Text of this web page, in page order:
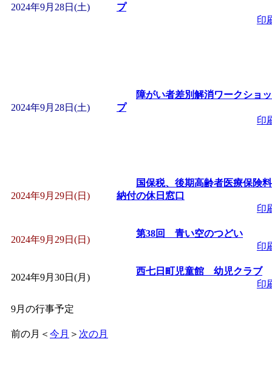
2024年9月28日(土)
プ
印
2024年9月28日(土)
障がい者差別解消ワークショッ
プ
印
2024年9月29日(日)
国保税、後期高齢者医療保険料
納付の休日窓口
印
2024年9月29日(日)
第38回 青い空のつどい
印
2024年9月30日(月)
西七日町児童館 幼児クラブ
印
9月の行事予定
前の月 ＜ 今月 ＞ 次の月